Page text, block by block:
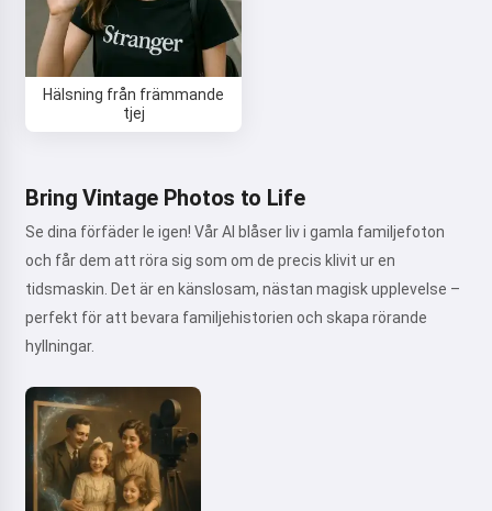
Hälsning från främmande
tjej
Bring Vintage Photos to Life
Se dina förfäder le igen! Vår AI blåser liv i gamla familjefoton
och får dem att röra sig som om de precis klivit ur en
tidsmaskin. Det är en känslosam, nästan magisk upplevelse –
perfekt för att bevara familjehistorien och skapa rörande
hyllningar.